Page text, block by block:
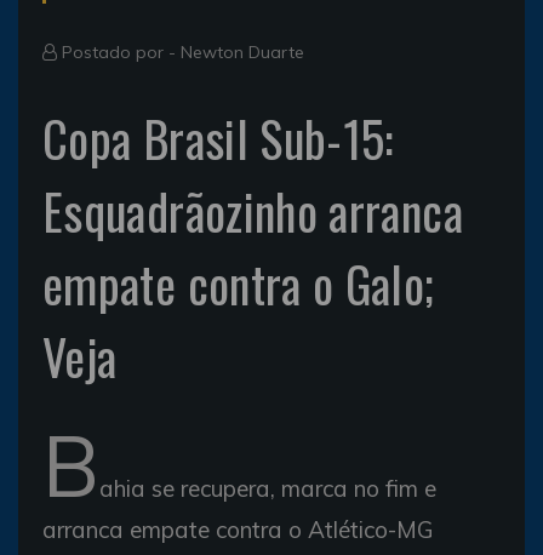
Postado por - Newton Duarte
Copa Brasil Sub-15:
Esquadrãozinho arranca
empate contra o Galo;
Veja
B ahia se recupera, marca no fim e
arranca empate contra o Atlético-MG